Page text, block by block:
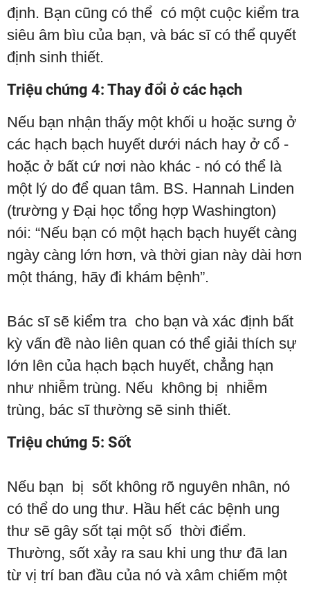
định. Bạn cũng có thể có một cuộc kiểm tra
siêu âm bìu của bạn, và bác sĩ có thể quyết
định sinh thiết.
Triệu chứng 4: Thay đổi ở các hạch
Nếu bạn nhận thấy một khối u hoặc sưng ở
các hạch bạch huyết dưới nách hay ở cổ -
hoặc ở bất cứ nơi nào khác - nó có thể là
một lý do để quan tâm. BS. Hannah Linden
(trường y Đại học tổng hợp Washington)
nói: “Nếu bạn có một hạch bạch huyết càng
ngày càng lớn hơn, và thời gian này dài hơn
một tháng, hãy đi khám bệnh”.
Bác sĩ sẽ kiểm tra cho bạn và xác định bất
kỳ vấn đề nào liên quan có thể giải thích sự
lớn lên của hạch bạch huyết, chẳng hạn
như nhiễm trùng. Nếu không bị nhiễm
trùng, bác sĩ thường sẽ sinh thiết.
Triệu chứng 5: Sốt
Nếu bạn bị sốt không rõ nguyên nhân, nó
có thể do ung thư. Hầu hết các bệnh ung
thư sẽ gây sốt tại một số thời điểm.
Thường, sốt xảy ra sau khi ung thư đã lan
từ vị trí ban đầu của nó và xâm chiếm một